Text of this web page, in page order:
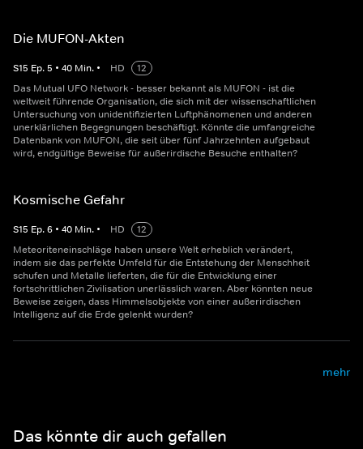
Die MUFON-Akten
S15 Ep.5 • 40 Min. • HD
12
Das Mutual UFO Network - besser bekannt als MUFON - ist die
weltweit führende Organisation, die sich mit der wissenschaftlichen
Untersuchung von unidentifizierten Luftphänomenen und anderen
unerklärlichen Begegnungen beschäftigt. Könnte die umfangreiche
Datenbank von MUFON, die seit über fünf Jahrzehnten aufgebaut
wird, endgültige Beweise für außerirdische Besuche enthalten?
Kosmische Gefahr
S15 Ep.6 • 40 Min. • HD
12
Meteoriteneinschläge haben unsere Welt erheblich verändert,
indem sie das perfekte Umfeld für die Entstehung der Menschheit
schufen und Metalle lieferten, die für die Entwicklung einer
fortschrittlichen Zivilisation unerlässlich waren. Aber könnten neue
Beweise zeigen, dass Himmelsobjekte von einer außerirdischen
Intelligenz auf die Erde gelenkt wurden?
mehr
Das könnte dir auch gefallen